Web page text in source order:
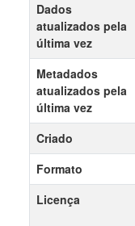
Dados
atualizados pela
última vez
Metadados
atualizados pela
última vez
Criado
Formato
Licença